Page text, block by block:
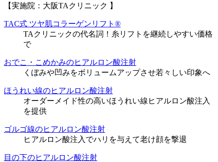
【実施院：大阪TAクリニック 】
TAC式 ツヤ肌コラーゲンリフト®
TAクリニックの代名詞！糸リフトを継続しやすい価格
で
おでこ・こめかみのヒアルロン酸注射
くぼみや凹みをボリュームアップさせ若々しい印象へ
ほうれい線のヒアルロン酸注射
オーダーメイド性の高いほうれい線ヒアルロン酸注入
を提供
ゴルゴ線のヒアルロン酸注射
ヒアルロン酸注入でハリを与えて老け顔を撃退
目の下のヒアルロン酸注射